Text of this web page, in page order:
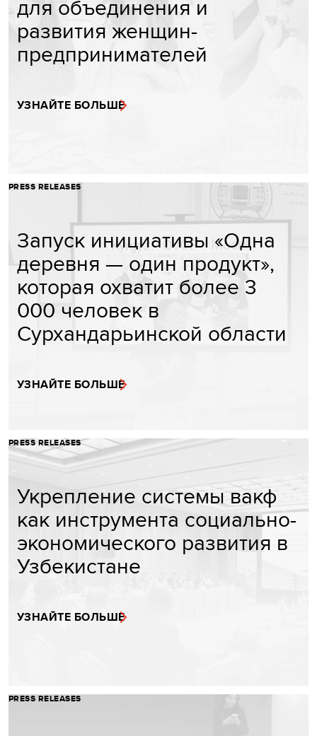
для объединения и
развития женщин-
предпринимателей
УЗНАЙТЕ БОЛЬШЕ
PRESS RELEASES
Запуск инициативы «Одна
деревня — один продукт»,
которая охватит более 3
000 человек в
Сурхандарьинской области
УЗНАЙТЕ БОЛЬШЕ
PRESS RELEASES
Укрепление системы вакф
как инструмента социально-
экономического развития в
Узбекистане
УЗНАЙТЕ БОЛЬШЕ
PRESS RELEASES